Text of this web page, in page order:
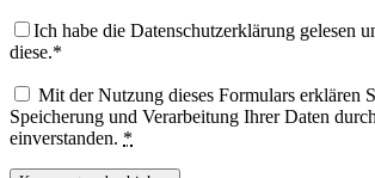
Ich habe die Datenschutzerklärung gelesen
diese.*
Mit der Nutzung dieses Formulars erklären
Speicherung und Verarbeitung Ihrer Daten
einverstanden. *